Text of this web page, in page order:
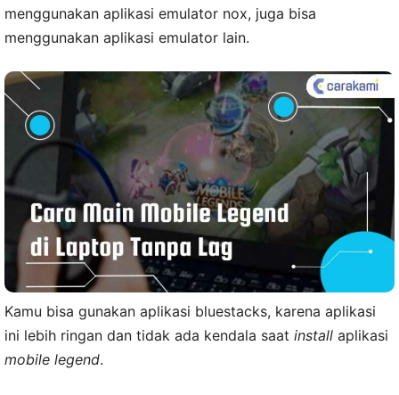
menggunakan aplikasi emulator nox, juga bisa
menggunakan aplikasi emulator lain.
Kamu bisa gunakan aplikasi bluestacks, karena aplikasi
ini lebih ringan dan tidak ada kendala saat install aplikasi
mobile legend.